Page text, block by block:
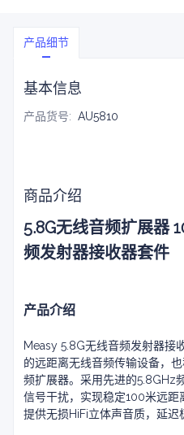
产品细节
基本信息
产品货号: AU5810
商品介绍
5.8G无线音频扩展器
频发射器接收器套件
产品介绍
Measy 5.8G无线音频发射器接
的远距离无线音频传输设备，
频扩展器。采用先进的5.8GHz
信号干扰，实现稳定100米远距
提供无损HiFi立体声音质，延迟